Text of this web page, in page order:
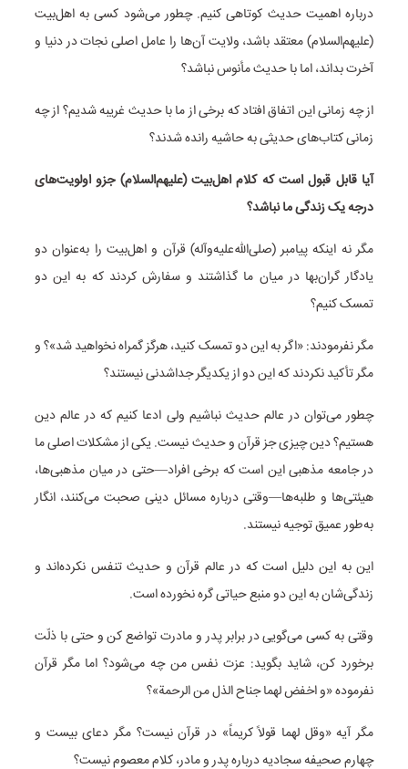
درباره اهمیت حدیث کوتاهی کنیم. چطور می‌شود کسی به اهل‌بیت
(علیهم‌السلام) معتقد باشد، ولایت آن‌ها را عامل اصلی نجات در دنیا و
آخرت بداند، اما با حدیث مأنوس نباشد؟
از چه زمانی این اتفاق افتاد که برخی از ما با حدیث غریبه شدیم؟ از چه
زمانی کتاب‌های حدیثی به حاشیه رانده شدند؟
آیا قابل قبول است که کلام اهل‌بیت (علیهم‌السلام) جزو اولویت‌های
درجه یک زندگی ما نباشد؟
مگر نه اینکه پیامبر (صلی‌الله‌علیه‌وآله) قرآن و اهل‌بیت را به‌عنوان دو
یادگار گران‌بها در میان ما گذاشتند و سفارش کردند که به این دو
تمسک کنیم؟
مگر نفرمودند: «اگر به این دو تمسک کنید، هرگز گمراه نخواهید شد»؟ و
مگر تأکید نکردند که این دو از یکدیگر جداشدنی نیستند؟
چطور می‌توان در عالم حدیث نباشیم ولی ادعا کنیم که در عالم دین
هستیم؟ دین چیزی جز قرآن و حدیث نیست. یکی از مشکلات اصلی ما
در جامعه مذهبی این است که برخی افراد—حتی در میان مذهبی‌ها،
هیئتی‌ها و طلبه‌ها—وقتی درباره مسائل دینی صحبت می‌کنند، انگار
به‌طور عمیق توجیه نیستند.
این به این دلیل است که در عالم قرآن و حدیث تنفس نکرده‌اند و
زندگی‌شان به این دو منبع حیاتی گره نخورده است.
وقتی به کسی می‌گویی در برابر پدر و مادرت تواضع کن و حتی با ذلّت
برخورد کن، شاید بگوید: عزت نفس من چه می‌شود؟ اما مگر قرآن
نفرموده «و اخفض لهما جناح الذل من الرحمة»؟
مگر آیه «وقل لهما قولاً کریماً» در قرآن نیست؟ مگر دعای بیست و
چهارم صحیفه سجادیه درباره پدر و مادر، کلام معصوم نیست؟